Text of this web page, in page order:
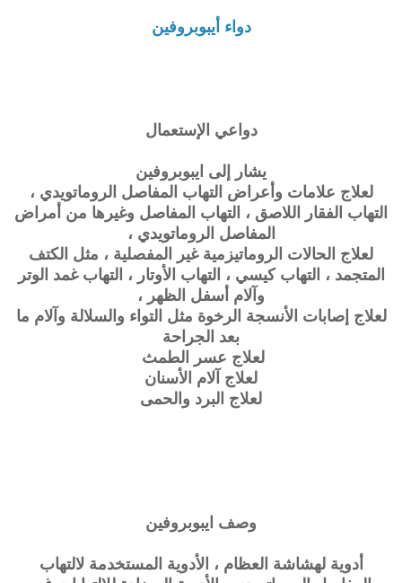
دواء أيبوبروفين
دواعي الإستعمال
يشار إلى ايبوبروفين
لعلاج علامات وأعراض التهاب المفاصل الروماتويدي ،
التهاب الفقار اللاصق ، التهاب المفاصل وغيرها من أمراض
المفاصل الروماتويدي ،
لعلاج الحالات الروماتيزمية غير المفصلية ، مثل الكتف
المتجمد ، التهاب كيسي ، التهاب الأوتار ، التهاب غمد الوتر
وآلام أسفل الظهر ،
لعلاج إصابات الأنسجة الرخوة مثل التواء والسلالة وآلام ما
بعد الجراحة
لعلاج عسر الطمث
لعلاج آلام الأسنان
لعلاج البرد والحمى
وصف ايبوبروفين
أدوية لهشاشة العظام ، الأدوية المستخدمة لالتهاب